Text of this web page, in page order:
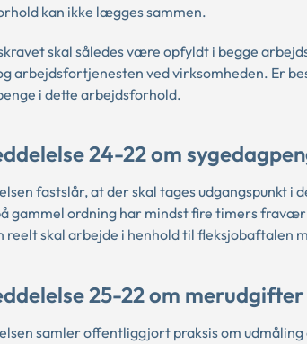
kan ikke lægges sammen.
skal således være opfyldt i begge
arbejdsfortjenesten ved virksomheden. Er
i dette arbejdsforhold.
24-22 om
fastslår, at der skal tages udgangspunkt i
gammel ordning har mindst fire timers
reelt skal arbejde i henhold til fleksjobaftalen
25-22 om
samler offentliggjort praksis om